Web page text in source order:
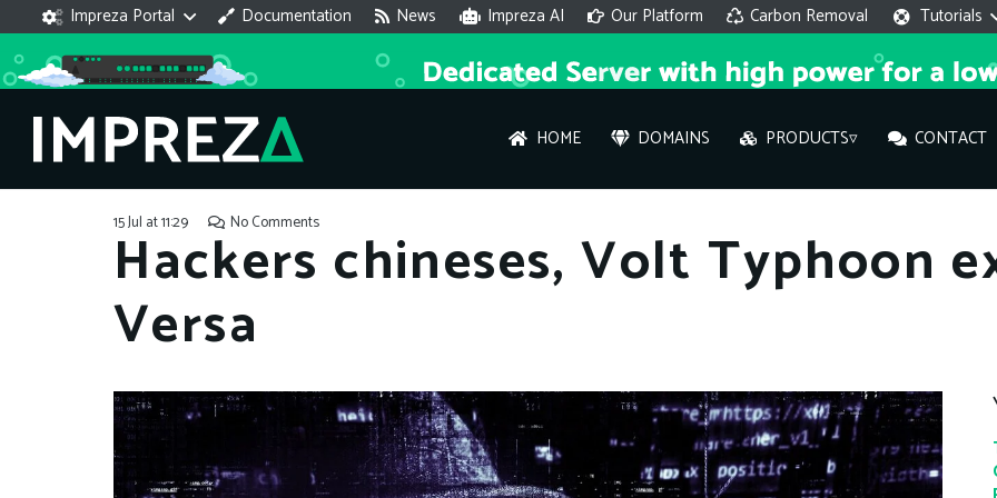
Impreza Portal Documentation News Impreza AI Our Platform Carbon Removal Tutorials
HOME DOMAINS PRODUCTS▿ CONTACT
What
What is
How to
15 Jul at 11:29 No Comments
Hackers chineses, Volt Typhoon
Versa